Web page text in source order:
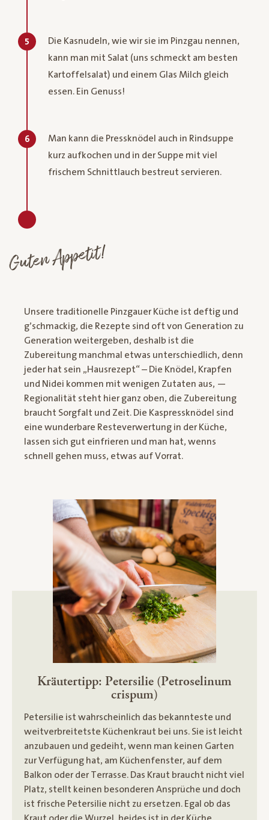
5
Die Kasnudeln, wie wir sie im Pinzgau nennen,
kann man mit Salat (uns schmeckt am besten
Kartoffelsalat) und einem Glas Milch gleich
essen. Ein Genuss!
6
Man kann die Pressknödel auch in Rindsuppe
kurz aufkochen und in der Suppe mit viel
frischem Schnittlauch bestreut servieren.
Guten Appetit!
Unsere traditionelle Pinzgauer Küche ist deftig und
g’schmackig, die Rezepte sind oft von Generation zu
Generation weitergeben, deshalb ist die
Zubereitung manchmal etwas unterschiedlich, denn
jeder hat sein „Hausrezept“ – Die Knödel, Krapfen
und Nidei kommen mit wenigen Zutaten aus, —
Regionalität steht hier ganz oben, die Zubereitung
braucht Sorgfalt und Zeit. Die Kaspressknödel sind
eine wunderbare Resteverwertung in der Küche,
lassen sich gut einfrieren und man hat, wenns
schnell gehen muss, etwas auf Vorrat.
Kräutertipp: Petersilie (Petroselinum
crispum)
Petersilie ist wahrscheinlich das bekannteste und
weitverbreitetste Küchenkraut bei uns. Sie ist leicht
anzubauen und gedeiht, wenn man keinen Garten
zur Verfügung hat, am Küchenfenster, auf dem
Balkon oder der Terrasse. Das Kraut braucht nicht viel
Platz, stellt keinen besonderen Ansprüche und doch
ist frische Petersilie nicht zu ersetzen. Egal ob das